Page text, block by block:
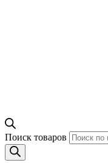
Поиск товаров